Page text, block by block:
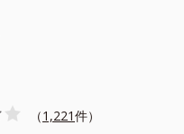
（1,221件）